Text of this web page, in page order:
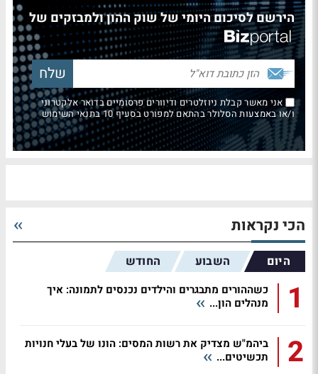
הירשם לסיכום היומי של שוק ההון ולמבזקים של
אני מאשר קבלת ניוזלטרים ודיוורים פרסומיים בדואר אלקטרוני
ו/או באמצעות הסלולר בהתאם למפורט בסעיף 10 בתנאי השימוש
הכי נקראות
היום השבוע החודש
1
כשההורים מתבגרים והילדים נכנסים לתמונה: איך
מנהלים הון...
2
ביהמ"ש מצדיק את רשות המסים: הונו של בעלי חנויות
תכשיטים...